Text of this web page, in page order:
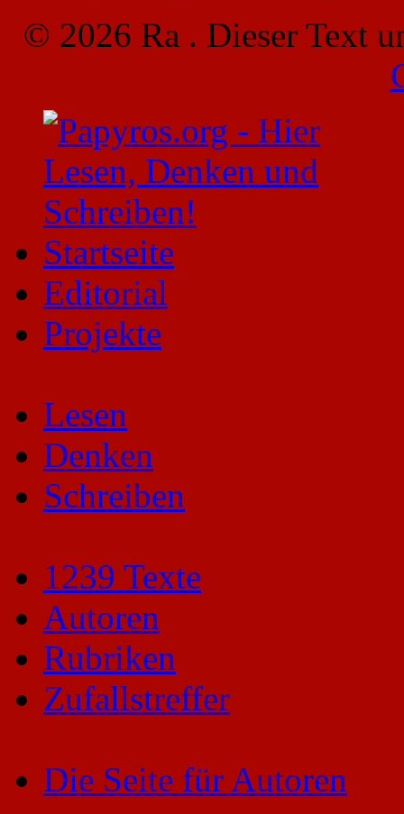
© 2026 Ra . Dieser Text
Startseite
Editorial
Projekte
Lesen
Denken
Schreiben
1239 Texte
Autoren
Rubriken
Zufallstreffer
Die Seite für Autoren